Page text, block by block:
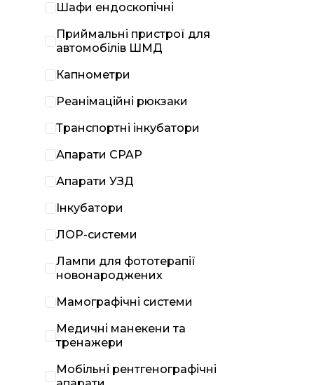
Шафи ендоскопічні
Приймальні пристрої для
автомобілів ШМД
Капнометри
Реанімаційні рюкзаки
Транспортні інкубатори
Апарати CPAP
Апарати УЗД
Інкубатори
ЛОР-системи
Лампи для фототерапії
новонароджених
Мамографічні системи
Медичні манекени та
тренажери
Мобільні рентгенографічні